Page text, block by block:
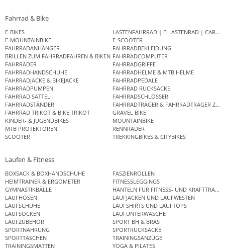
Fahrrad & Bike
E-BIKES
LASTENFAHRRAD | E-LASTENRAD |
E-MOUNTAINBIKE
E-SCOOTER
FAHRRADANHÄNGER
FAHRRADBEKLEIDUNG
BRILLEN ZUM FAHRRADFAHREN & BIKEN FAHRRADCOMPUTER
FAHRRÄDER
FAHRRADGRIFFE
FAHRRADHANDSCHUHE
FAHRRADHELME & MTB HELME
FAHRRADJACKE & BIKEJACKE
FAHRRADPEDALE
FAHRRADPUMPEN
FAHRRAD RUCKSÄCKE
FAHRRAD SATTEL
FAHRRADSCHLÖSSER
FAHRRADSTÄNDER
FAHRRADTRÄGER & FAHRRADTRÄGER
FAHRRAD TRIKOT & BIKE TRIKOT
GRAVEL BIKE
KINDER- & JUGENDBIKES
MOUNTAINBIKE
MTB PROTEKTOREN
RENNRÄDER
SCOOTER
TREKKINGBIKES & CITYBIKES
Laufen & Fitness
BOXSACK & BOXHANDSCHUHE
FASZIENROLLEN
HEIMTRAINER & ERGOMETER
FITNESSLEGGINGS
GYMNASTIKBÄLLE
HANTELN FÜR FITNESS- UND
LAUFHOSEN
LAUFJACKEN UND LAUFWESTEN
LAUFSCHUHE
LAUFSHIRTS UND LAUFTOPS
LAUFSOCKEN
LAUFUNTERWÄSCHE
LAUFZUBEHÖR
SPORT BH & BRAS
SPORTNAHRUNG
SPORTRUCKSÄCKE
SPORTTASCHEN
TRAININGSANZÜGE
TRAININGSMATTEN
YOGA & PILATES